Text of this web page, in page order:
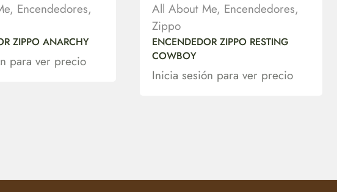
, Encendedores,
ZIPPO ANARCHY
para ver precio
All About Me, Encendedores,
Zippo
ENCENDEDOR ZIPPO RESTING
COWBOY
Inicia sesión para ver precio